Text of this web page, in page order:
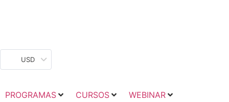
USD
PROGRAMAS CURSOS
WEBINAR